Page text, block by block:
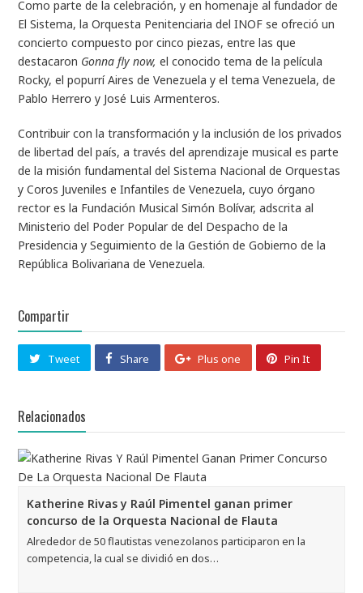
Como parte de la celebración, y en homenaje al fundador de
El Sistema, la Orquesta Penitenciaria del INOF se ofreció un
concierto compuesto por cinco piezas, entre las que
destacaron Gonna fly now, el conocido tema de la película
Rocky, el popurrí Aires de Venezuela y el tema Venezuela, de
Pablo Herrero y José Luis Armenteros.
Contribuir con la transformación y la inclusión de los privados
de libertad del país, a través del aprendizaje musical es parte
de la misión fundamental del Sistema Nacional de Orquestas
y Coros Juveniles e Infantiles de Venezuela, cuyo órgano
rector es la Fundación Musical Simón Bolívar, adscrita al
Ministerio del Poder Popular de del Despacho de la
Presidencia y Seguimiento de la Gestión de Gobierno de la
República Bolivariana de Venezuela.
Compartir
Tweet Share Plus one Pin It
Relacionados
Katherine Rivas y Raúl Pimentel ganan primer
concurso de la Orquesta Nacional de Flauta
Alrededor de 50 flautistas venezolanos participaron en la
competencia, la cual se dividió en dos…